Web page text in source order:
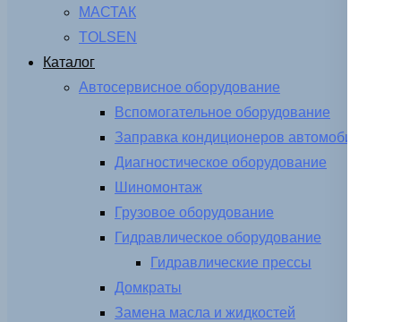
МАСТАК
TOLSEN
Каталог
Автосервисное оборудование
Вспомогательное оборудование
Заправка кондиционеров автомобиля
Диагностическое оборудование
Шиномонтаж
Грузовое оборудование
Гидравлическое оборудование
Гидравлические прессы
Домкраты
Замена масла и жидкостей